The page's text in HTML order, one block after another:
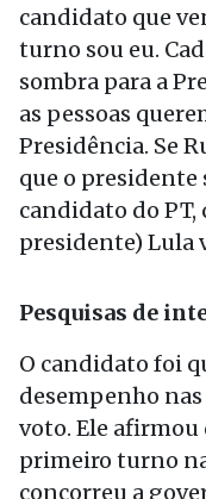
candidato que
turno sou eu.
sombra para a
as pessoas
Presidência. Se
que o presidente
candidato do PT,
presidente) Lula
Pesquisas de
O candidato foi
desempenho
voto. Ele afirmou
primeiro turno
concorreu a